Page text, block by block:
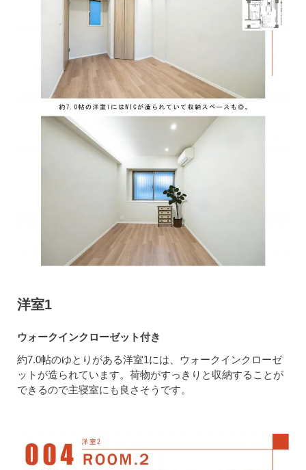
洋室1
ウォークインクローゼット付き
約7.0帖のゆとりがある洋室1には、ウォークインクローゼ
ットが造られています。荷物がすっきりと収納することが
できるので主寝室にも良さそうです。